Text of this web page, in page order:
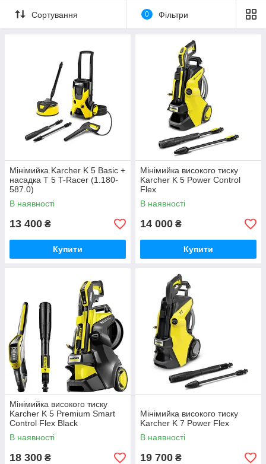
Сортування 0 Фільтри
Мінімийка Karcher K 5 Basic +
насадка T 5 T-Racer (1.180-
587.0)
В наявності
13 400 ₴
Купити
Мінімийка високого тиску
Karcher K 5 Power Control
Flex
В наявності
14 000 ₴
Купити
Мінімийка високого тиску
Karcher K 5 Premium Smart
Control Flex Black
В наявності
18 300 ₴
Мінімийка високого тиску
Karcher K 7 Power Flex
В наявності
19 700 ₴